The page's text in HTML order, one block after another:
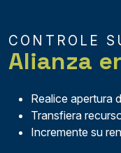
CONTROLE
Alianza
Realice apertura
Transfiera
Incremente su